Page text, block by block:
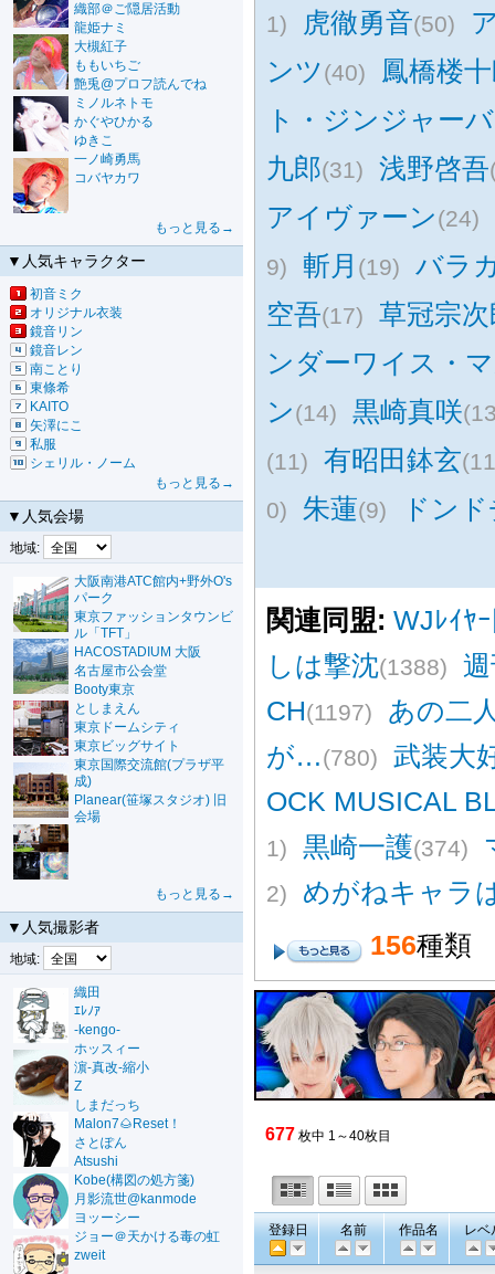
織部＠ご隠居活動
龍姫ナミ
大槻紅子
ももいちご
艶兎@プロフ読んでね
ミノルネトモ
かぐやひかる
ゆきこ
一ノ崎勇馬
コバヤカワ
もっと見る→
▼人気キャラクター
初音ミク
オリジナル衣装
鏡音リン
鏡音レン
南ことり
東條希
KAITO
矢澤にこ
私服
シェリル・ノーム
もっと見る→
▼人気会場
地域:
大阪南港ATC館内+野外O's
パーク
東京ファッションタウンビ
ル「TFT」
HACOSTADIUM 大阪
名古屋市公会堂
Booty東京
としまえん
東京ドームシティ
東京ビッグサイト
東京国際交流館(プラザ平
成)
Planear(笹塚スタジオ) 旧
会場
もっと見る→
▼人気撮影者
地域:
織田
ｴﾚﾉｱ
-kengo-
ホッスィー
濵-真改-縮小
Z
しまだっち
Malon7🌰Reset！
さとぽん
Atsushi
Kobe(構図の処方箋)
月影流世@kanmode
ヨッーシー
ジョー＠天かける毒の虹
zweit
1) 虎徹勇音(50)
ンツ(40)
鳳橋楼
ト・ジンジャー
九郎(31) 浅野啓吾
アイヴァーン(24)
9)
斬月 (19)
バラ
空吾(17)
草冠宗
ンダーワイス・
ン(14) 黒崎真咲
(11)
有昭田鉢玄
0)
朱蓮(9) ドン
関連同盟: WJﾚｲﾔ
しは撃沈(1388)
CH(1197)
あの二
が…(780)
武装大
OCK MUSICAL
1) 黒崎一護(374)
2)
めがねキャラ
156種類
677 枚中 1～40枚目
登録日 名前 作品名 レベ